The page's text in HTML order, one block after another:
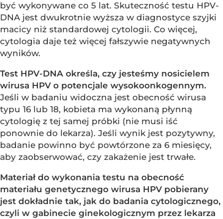
być wykonywane co 5 lat. Skuteczność testu HPV-
DNA jest dwukrotnie wyższa w diagnostyce szyjki
macicy niż standardowej cytologii. Co więcej,
cytologia daje też więcej fałszywie negatywnych
wyników.
Test HPV-DNA określa, czy jesteśmy nosicielem
wirusa HPV o potencjale wysokoonkogennym.
Jeśli w badaniu widoczna jest obecność wirusa
typu 16 lub 18, kobieta ma wykonaną płynną
cytologię z tej samej próbki (nie musi iść
ponownie do lekarza). Jeśli wynik jest pozytywny,
badanie powinno być powtórzone za 6 miesięcy,
aby zaobserwować, czy zakażenie jest trwałe.
Materiał do wykonania testu na obecność
materiału genetycznego wirusa HPV pobierany
jest dokładnie tak, jak do badania cytologicznego,
czyli w gabinecie ginekologicznym przez lekarza